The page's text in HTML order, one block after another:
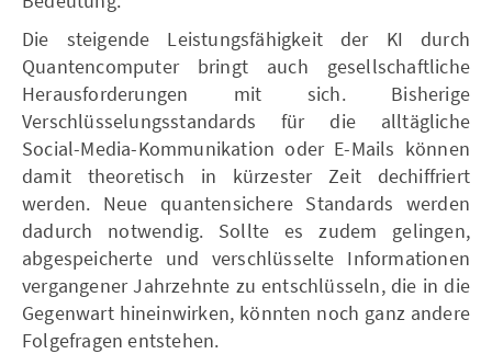
Die steigende Leistungsfähigkeit der KI durch
Quantencomputer bringt auch gesellschaftliche
Herausforderungen mit sich. Bisherige
Verschlüsselungsstandards für die alltägliche
Social-Media-Kommunikation oder E-Mails können
damit theoretisch in kürzester Zeit dechiffriert
werden. Neue quantensichere Standards werden
dadurch notwendig. Sollte es zudem gelingen,
abgespeicherte und verschlüsselte Informationen
vergangener Jahrzehnte zu entschlüsseln, die in die
Gegenwart hineinwirken, könnten noch ganz andere
Folgefragen entstehen.